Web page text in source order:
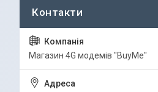
Магазин 4G модемів "BuyMe"